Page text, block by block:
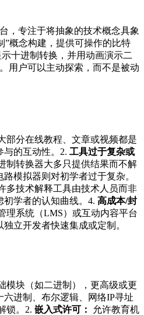
，专注于将抽象的技术概念具象
”概念构建，提供可操作的比特
十进制转换，并用动画演示二
用户可以主动探索，而不是被动
部分在线教程、文章或视频都是
与的互动性。2. 工具过于复杂或
制转换器大多只提供结果而不解
模拟器则对初学者过于复杂。
多技术解释工具由技术人员而非
学者的认知曲线。4. 高成本/封
理系统（LMS）或互动内容平台
立开发者快速集成或定制。
模块（如二进制），更高级或更
进制、布尔逻辑、网络IP寻址
锁。2. 嵌入式许可：
允许教育机